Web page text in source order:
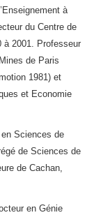
à
du Centre de
à 2001. Professeur
de Paris
1981) et
et Economie
Sciences de
de Sciences de
de Cachan,
en Génie